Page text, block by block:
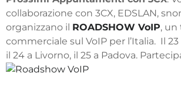
collaborazione con 3CX, EDSLAN,
organizzano il ROADSHOW VoIP, un
commerciale sul VoIP per l’Italia. Il
il 24 a Livorno, il 25 a Padova.